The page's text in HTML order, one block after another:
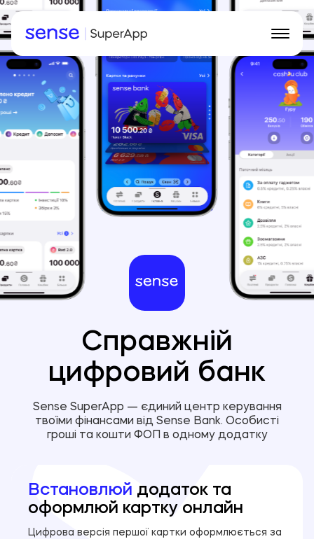
Інтерфейс
Можливості
Для ФОП
Завантажити Sense SuperApp
Справжній
цифровий банк
Sense SuperApp — єдиний центр керування
твоїми фінансами від Sense Bank. Особисті
гроші та кошти ФОП в одному додатку
Встановлюй додаток та
оформлюй картку онлайн
Цифрова версія першої картки оформлюється за